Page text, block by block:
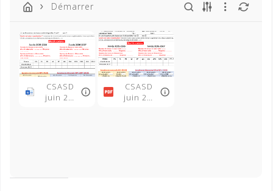
Démarrer
CSASD
juin 26-
CSASD
juin 26-